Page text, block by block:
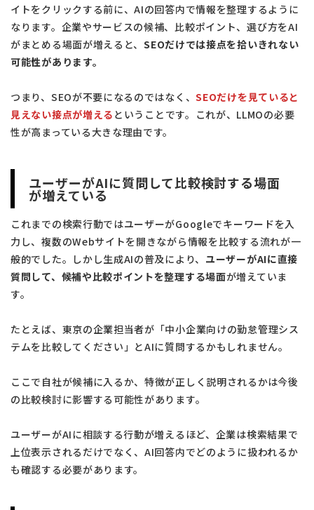
イトをクリックする前に、AIの回答内で情報を整理するように
なります。企業やサービスの候補、比較ポイント、選び方をAI
がまとめる場面が増えると、SEOだけでは接点を拾いきれない
可能性があります。
つまり、SEOが不要になるのではなく、SEOだけを見ていると
見えない接点が増える ということです。これが、LLMOの必要
性が高まっている大きな理由です。
ユーザーがAIに質問して比較検討する場面
が増えている
これまでの検索行動ではユーザーがGoogleでキーワードを入
力し、複数のWebサイトを開きながら情報を比較する流れが一
般的でした。しかし生成AIの普及により、 ユーザーがAIに直接
質問して、候補や比較ポイントを整理する場面が増えていま
す。
たとえば、東京の企業担当者が「中小企業向けの勤怠管理シス
テムを比較してください」とAIに質問するかもしれません。
ここで自社が候補に入るか、特徴が正しく説明されるかは今後
の比較検討に影響する可能性があります。
ユーザーがAIに相談する行動が増えるほど、企業は検索結果で
上位表示されるだけでなく、AI回答内でどのように扱われるか
も確認する必要があります。